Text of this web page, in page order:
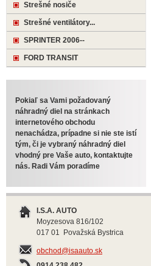
Strešné nosiče
Strešné ventilátory...
SPRINTER 2006--
FORD TRANSIT
Pokiaľ sa Vami požadovaný
náhradný diel na stránkach
internetového obchodu
nenachádza, prípadne si nie ste istí
tým, či je vybraný náhradný diel
vhodný pre Vaše auto, kontaktujte
nás. Radi Vám poradíme
I.S.A. AUTO
Moyzesova 816/102
017 01 Považská Bystrica
obchod@isaauto.sk